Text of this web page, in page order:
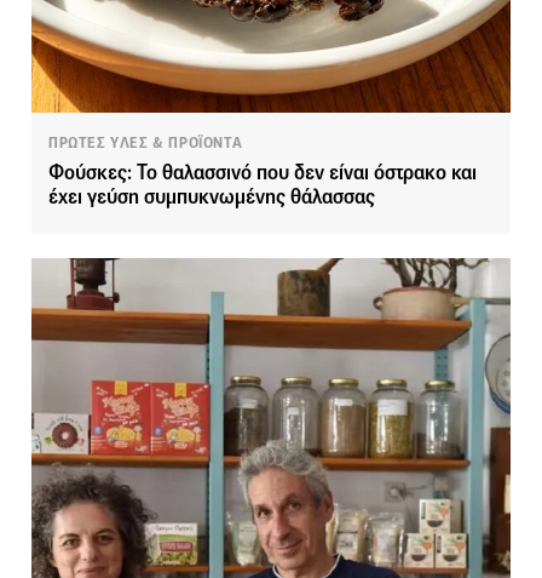
ΠΡΩΤΕΣ ΥΛΕΣ & ΠΡΟΪΟΝΤΑ
Φούσκες: Το θαλασσινό που δεν είναι όστρακο και
έχει γεύση συμπυκνωμένης θάλασσας